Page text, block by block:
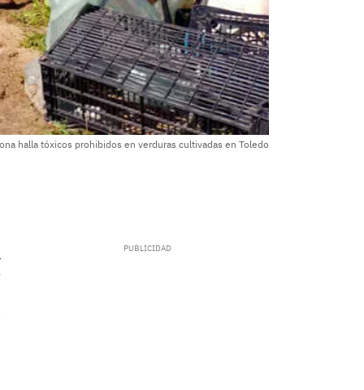
halla tóxicos prohibidos en verduras cultivadas en Toledo